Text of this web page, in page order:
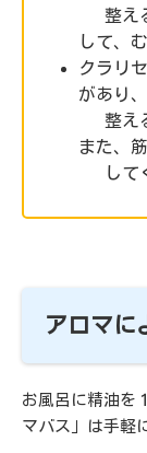
整える
して、
クラリ
があり
整える
また、
してく
アロマに
お風呂に精油を
マバス」は手軽